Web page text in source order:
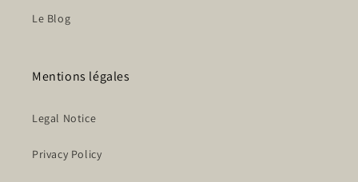
Le Blog
Mentions légales
Legal Notice
Privacy Policy